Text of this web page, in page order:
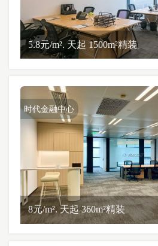
5.8元/m². 天起 1500m²精装
时代金融中心
8元/m². 天起 360m²精装